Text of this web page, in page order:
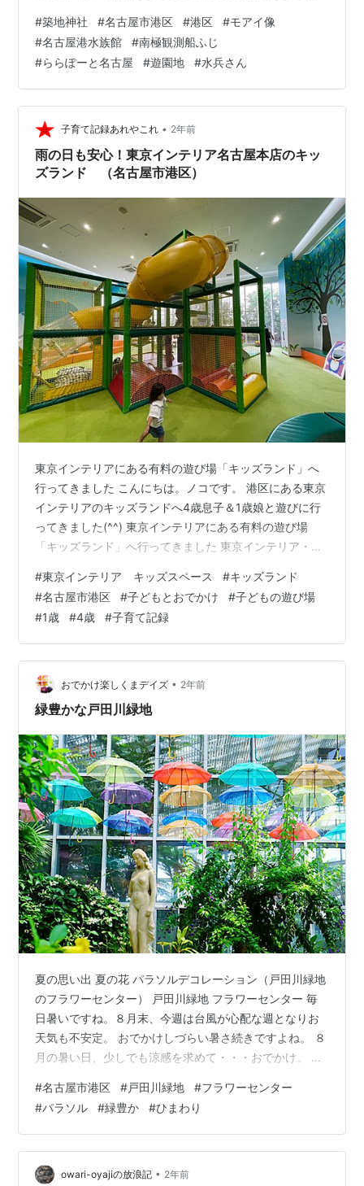
ので周りを散策することにしました。 まず向かったのが
築地神社です。 歴史を感じさせる外観です。 境内も歴史
を感じさせ厳かな雰囲気。 参拝し、こちらに引っ越した
ことを報告しました。 次に適当に歩いて行くとこんな文
化財がありました。 身近な所に、国登録有形文化財があ
るなんてびっくりしました。…
#築地神社 #名古屋市港区 #港区 #モアイ像
#名古屋港水族館 #南極観測船ふじ
#ららぽーと名古屋 #遊園地 #水兵さん
子育て記録あれやこれ • 2年前
雨の日も安心！東京インテリア名古屋本店のキッ
ズランド （名古屋市港区）
東京インテリアにある有料の遊び場「キッズランド」へ
行ってきました こんにちは。ノコです。 港区にある東京
インテリアのキッズランドへ4歳息子＆1歳娘と遊びに行
ってきました(^^) 東京インテリアにある有料の遊び場
「キッズランド」へ行ってきました 東京インテリア・キ
テリア 名古屋本店 へのアクセス 東京インテリア・キッ
ズランドって 名古屋市港区の大型家具店・東京インテリ
アにある有料のキッズランドへ遊びに行ってきました。
ここは普通に親子で遊べるほか、常駐スタッフがいるの
で5歳以上であれば買い物の間、子どもを遊ばせておくこ
とができます。 入場料金は…
#東京インテリア キッズスペース #キッズランド
#名古屋市港区 #子どもとおでかけ #子どもの遊び場
#1歳 #4歳 #子育て記録
おでかけ楽しくまデイズ • 2年前
緑豊かな戸田川緑地
夏の思い出 夏の花 パラソルデコレーション（戸田川緑地
のフラワーセンター） 戸田川緑地 フラワーセンター 毎
日暑いですね。８月末、今週は台風が心配な週となりお
天気も不安定。 おでかけしづらい暑さ続きですよね。 ８
月の暑い日、少しでも涼感を求めて・・・おでかけ。 戸
が、この夏はよほどでないと暑すぎて、街中の水辺は涼
しくはないですね・・ほんと暑い。でもやっぱり緑はい
いなぁ フラワーセンターには、パラソルデコレーショ
ン。 戸田川緑地のフラワーセンターは無料で入れます。
でもセンター内の植物は、南国系の緑なので、温度的に
#名古屋市港区 #戸田川緑地 #フラワーセンター
#パラソル #緑豊か #ひまわり
owari-oyajiの放浪記 • 2年前